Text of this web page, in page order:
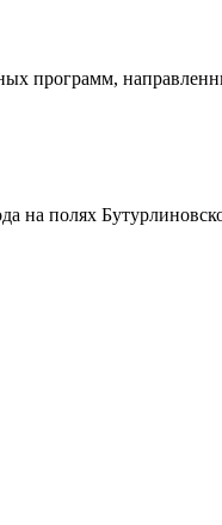
программ,
на полях